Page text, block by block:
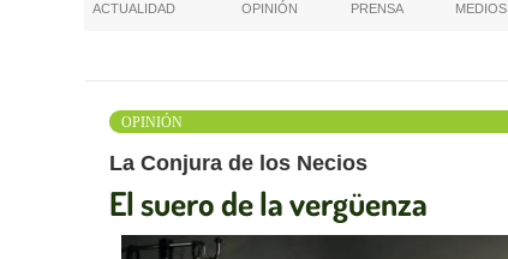
ACTUALIDAD OPINIÓN PRENSA MEDIOS
OPINIÓN
La Conjura de los Necios
El suero de la vergüenza